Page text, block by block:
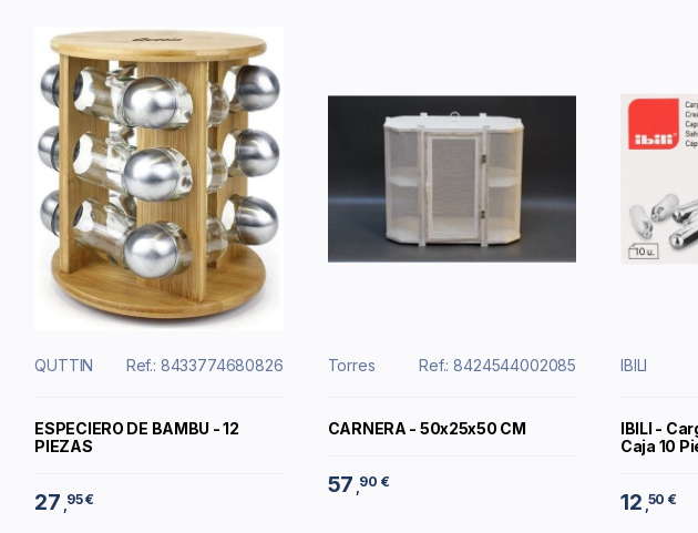
QUTTIN Ref.: 8433774680826
ESPECIERO DE BAMBU - 12
PIEZAS
27 ,95 €
Torres Ref.: 8424544002085
CARNERA - 50x25x50 CM
57 ,90 €
IBILI
IBILI -
Caja 10
12 ,50 €